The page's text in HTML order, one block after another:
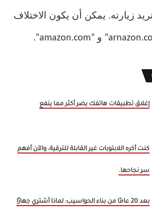
زيارته. يمكن أن يكون الاختلاف
إغلاق تطبيقات هاتفك يضر أكثر مما ينفع
كنت أكره اللابتوبات غير القابلة للترقية، والآن أفهم
سر نجاحها.
بعد 20 عامًا من بناء الحواسيب: لماذا أشتري جهازًا